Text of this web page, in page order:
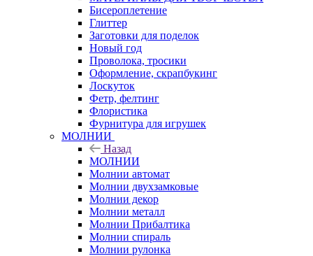
Бисероплетение
Глиттер
Заготовки для поделок
Новый год
Проволока, тросики
Оформление, скрапбукинг
Лоскуток
Фетр, фелтинг
Флористика
Фурнитура для игрушек
МОЛНИИ
Назад
МОЛНИИ
Молнии автомат
Молнии двухзамковые
Молнии декор
Молнии металл
Молнии Прибалтика
Молнии спираль
Молнии рулонка